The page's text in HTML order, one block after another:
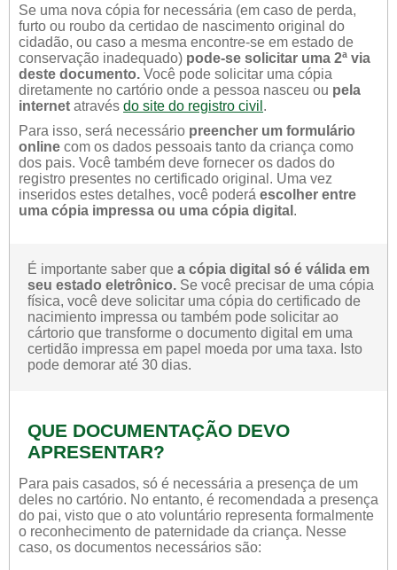
Se uma nova cópia for necessária (em caso de perda,
furto ou roubo da certidao de nascimento original do
cidadão, ou caso a mesma encontre-se em estado de
conservação inadequado) pode-se solicitar uma 2ª via
deste documento. Você pode solicitar uma cópia
diretamente no cartório onde a pessoa nasceu ou pela
internet através do site do registro civil .
Para isso, será necessário preencher um formulário
online com os dados pessoais tanto da criança como
dos pais. Você também deve fornecer os dados do
registro presentes no certificado original. Uma vez
inseridos estes detalhes, você poderá escolher entre
uma cópia impressa ou uma cópia digital .
É importante saber que a cópia digital só é válida em
seu estado eletrônico. Se você precisar de uma cópia
física, você deve solicitar uma cópia do certificado de
nacimiento impressa ou também pode solicitar ao
cártorio que transforme o documento digital em uma
certidão impressa em papel moeda por uma taxa. Isto
pode demorar até 30 dias.
QUE DOCUMENTAÇÃO DEVO
APRESENTAR?
Para pais casados, só é necessária a presença de um
deles no cartório. No entanto, é recomendada a presença
do pai, visto que o ato voluntário representa formalmente
o reconhecimento de paternidade da criança. Nesse
caso, os documentos necessários são: